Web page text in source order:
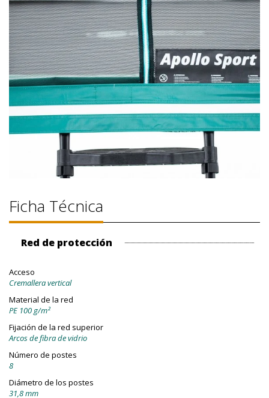
Ficha Técnica
Red de protección
Acceso
Cremallera vertical
Material de la red
PE 100 g/m²
Fijación de la red superior
Arcos de fibra de vidrio
Número de postes
8
Diámetro de los postes
31,8 mm